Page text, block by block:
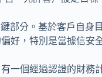
部分。基於客戶自身
好，特別是當據信安
一個經過認證的財務